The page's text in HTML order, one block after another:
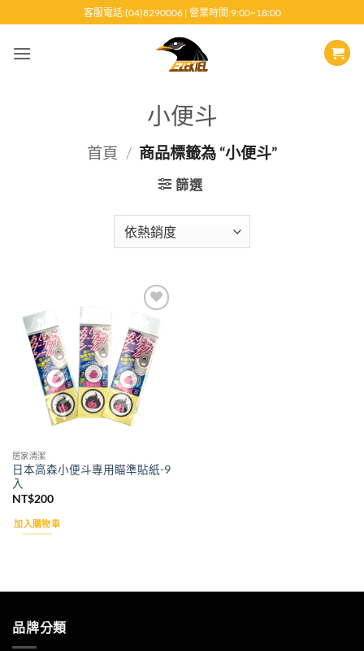
至
客服電話:(04)8290006 | 營業時間:9:00~18:00
小便斗
首頁 / 商品標籤為 “小便斗”
篩選
wishlist
居家清潔
日本高森小便斗專用瞄準貼紙-9
入
NT$200
加入購物車
品牌分類